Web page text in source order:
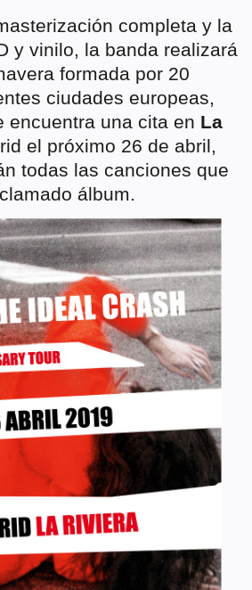
completa y la
y vinilo, la banda realizará
formada por 20
ciudades europeas,
encuentra una cita en La
el próximo 26 de abril,
todas las canciones que
álbum.